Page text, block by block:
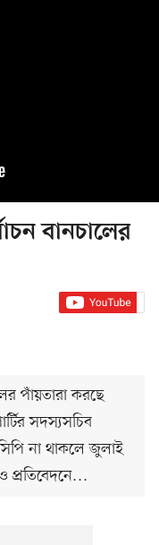
বানচালের
পাঁয়তারা করছে
সদস্যসচিব
না থাকলে জুলাই
প্রতিবেদনে…